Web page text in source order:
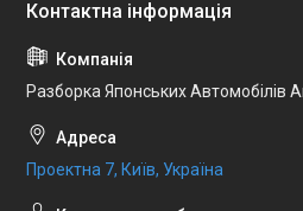
Разборка Японських
Проектна 7, Київ, Україна